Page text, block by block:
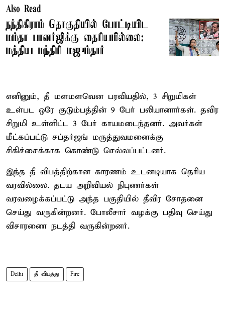
Also Read
நந்திகிராம் தொகுதியில் போட்டியிட
மம்தா பானர்ஜிக்கு தைரியமில்லை:
மத்திய மந்திரி மஜும்தார்
எனினும், தீ மளமளவென பரவியதில், 3 சிறுமிகள்
உள்பட ஒரே குடும்பத்தின் 9 பேர் பலியானார்கள். தவிர
சிறுமி உள்ளிட்ட 3 பேர் காயமடைந்தனர். அவர்கள்
மீட்கப்பட்டு சப்தர்ஜங் மருத்துவமனைக்கு
சிகிச்சைக்காக கொண்டு செல்லப்பட்டனர்.
இந்த தீ விபத்திற்கான காரணம் உடனடியாக தெரிய
வரவில்லை. தடய அறிவியல் நிபுணர்கள்
வரவழைக்கப்பட்டு அந்த பகுதியில் தீவிர சோதனை
செய்து வருகின்றனர். போலீசார் வழக்கு பதிவு செய்து
விசாரணை நடத்தி வருகின்றனர்.
Delhi தீ விபத்து Fire